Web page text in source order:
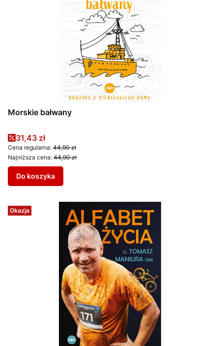
Morskie bałwany
Cena promocyjna
31,43 zł
Cena regularna: 44,90 zł
Najniższa cena: 44,90 zł
Do koszyka
Okazja